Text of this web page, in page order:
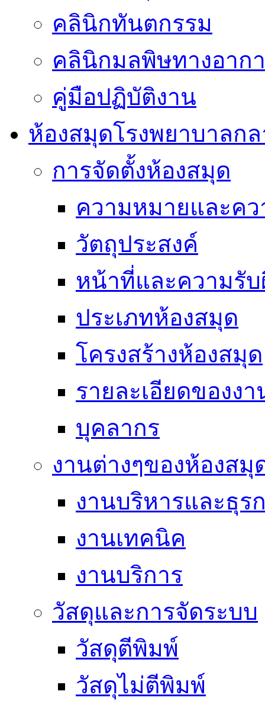
คลินิกทันตกรรม
คลินิกมลพิษทางอาก
คู่มือปฏิบัติงาน
ห้องสมุดโรงพยาบาลกล
การจัดตั้งห้องสมุด
ความหมายและค
วัตถุประสงค์
หน้าที่และความรั
ประเภทห้องสมุด
โครงสร้างห้องสมุด
รายละเอียดของง
บุคลากร
งานต่างๆของห้องสมุ
งานบริหารและธุร
งานเทคนิค
งานบริการ
วัสดุและการจัดระบบ
วัสดุตีพิมพ์
วัสดุไม่ตีพิมพ์